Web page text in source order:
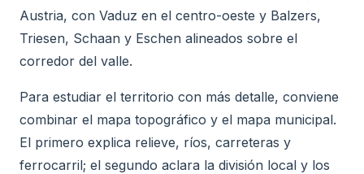
Austria, con Vaduz en el centro-oeste y Balzers,
Triesen, Schaan y Eschen alineados sobre el
corredor del valle.
Para estudiar el territorio con más detalle, conviene
combinar el mapa topográfico y el mapa municipal.
El primero explica relieve, ríos, carreteras y
ferrocarril; el segundo aclara la división local y los